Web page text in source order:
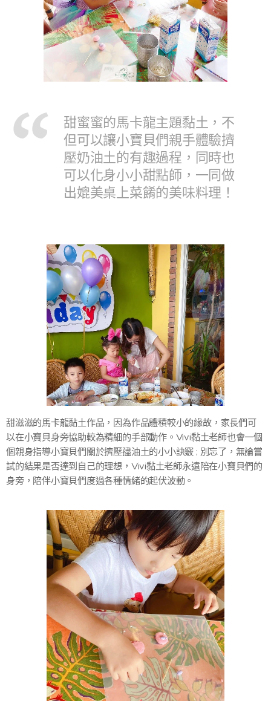
甜蜜蜜的馬卡龍主題黏土，不
但可以讓小寶貝們親手體驗擠
壓奶油土的有趣過程，同時也
可以化身小小甜點師，一同做
出媲美桌上菜餚的美味料理！
甜滋滋的馬卡龍黏土作品，因為作品體積較小的緣故，家長們可
以在小寶貝身旁協助較為精細的手部動作。Vivi黏土老師也會一個
個親身指導小寶貝們關於擠壓孻油土的小小訣竅 ; 別忘了，無論嘗
試的結果是否達到自己的理想，Vivi黏土老師永遠陪在小寶貝們的
身旁，陪伴小寶貝們度過各種情緒的起伏波動。